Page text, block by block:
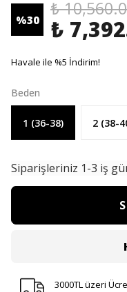
%30
₺
₺
Havale ile %5 İndirim!
Beden
1 (36-38) 2 (38-
Siparişleriniz 1-3 iş
3000TL üzeri